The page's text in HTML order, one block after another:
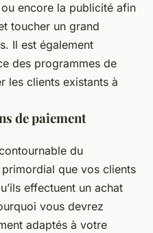
encore la publicité afin
toucher un grand
Il est également
des programmes de
les clients existants à
de paiement
du
que vos clients
effectuent un achat
vous devrez
adaptés à votre